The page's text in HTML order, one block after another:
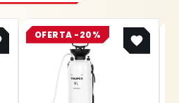
OFERTA -20%
Original
price
was:
$ 77.700.
Current
price
is:
$ 62.160.